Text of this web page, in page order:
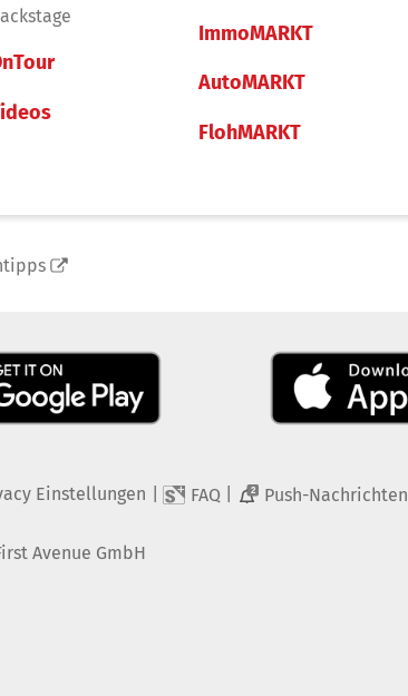
ImmoMARKT
AutoMARKT
FlohMARKT
Einstellungen FAQ 2 Push-Nachrichten
Avenue GmbH